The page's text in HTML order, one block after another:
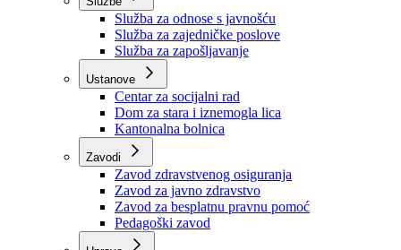
Organizacije
Službe
Služba za odnose s javnošću
Služba za zajedničke poslove
Služba za zapošljavanje
Ustanove
Centar za socijalni rad
Dom za stara i iznemogla lica
Kantonalna bolnica
Zavodi
Zavod zdravstvenog osiguranja
Zavod za javno zdravstvo